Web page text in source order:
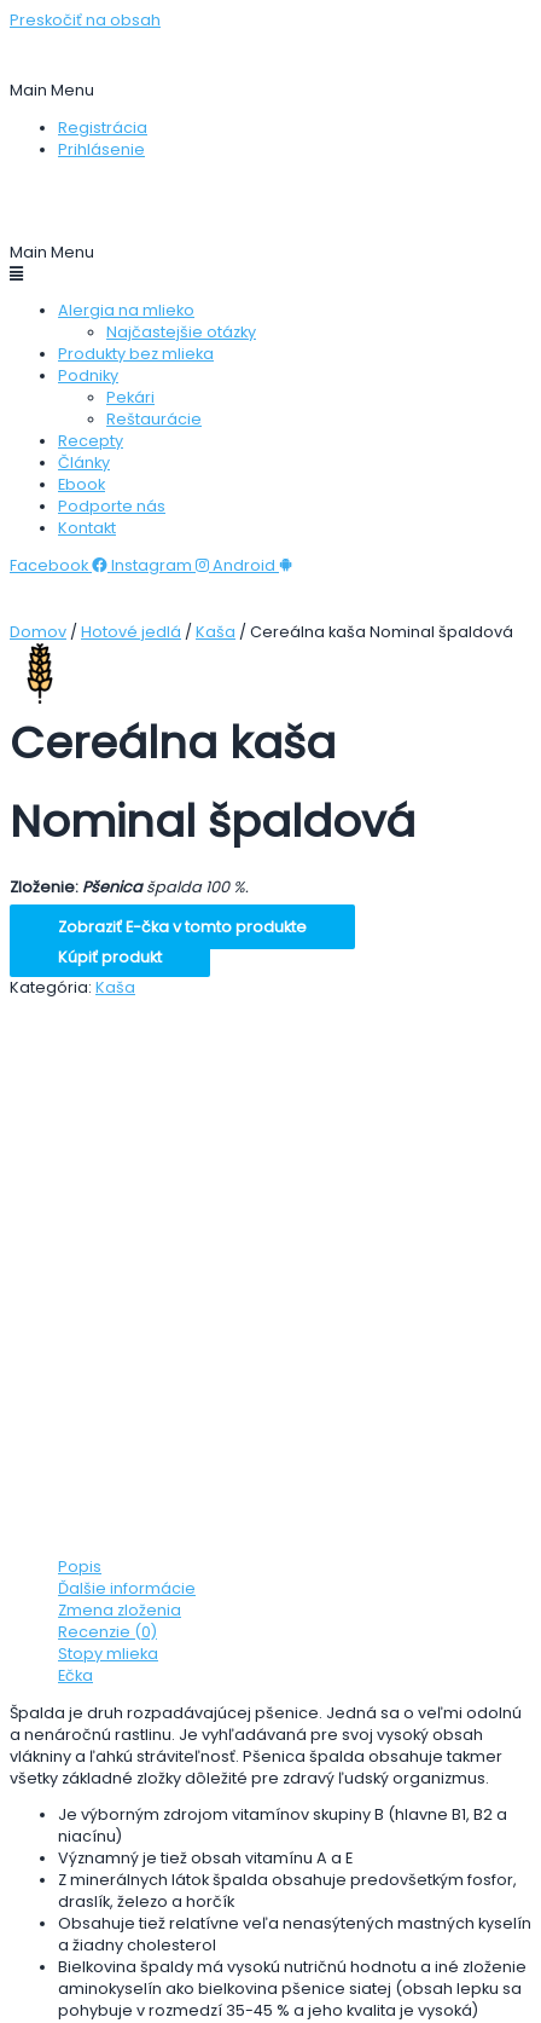
Preskočiť na obsah
Main Menu
Registrácia
Prihlásenie
Main Menu
Alergia na mlieko
Najčastejšie otázky
Produkty bez mlieka
Podniky
Pekári
Reštaurácie
Recepty
Články
Ebook
Podporte nás
Kontakt
Facebook
Instagram Android
Domov / Hotové jedlá / Kaša / Cereálna kaša Nominal špaldová
Cereálna kaša
Nominal špaldová
Zloženie: Pšenicašpalda 100 %.
Zobraziť E-čka v tomto produkte
Kúpiť produkt
Kategória: Kaša
Popis
Ďalšie informácie
Zmena zloženia
Recenzie (0)
Stopy mlieka
Ečka
Špalda je druh rozpadávajúcej pšenice. Jedná sa o veľmi odolnú
a nenáročnú rastlinu. Je vyhľadávaná pre svoj vysoký obsah
vlákniny a ľahkú stráviteľnosť. Pšenica špalda obsahuje takmer
všetky základné zložky dôležité pre zdravý ľudský organizmus.
Je výborným zdrojom vitamínov skupiny B (hlavne B1, B2 a
niacínu)
Významný je tiež obsah vitamínu A a E
Z minerálnych látok špalda obsahuje predovšetkým fosfor,
draslík, železo a horčík
Obsahuje tiež relatívne veľa nenasýtených mastných kyselín
a žiadny cholesterol
Bielkovina špaldy má vysokú nutričnú hodnotu a iné zloženie
aminokyselín ako bielkovina pšenice siatej (obsah lepku sa
pohybuje v rozmedzí 35-45 % a jeho kvalita je vysoká)